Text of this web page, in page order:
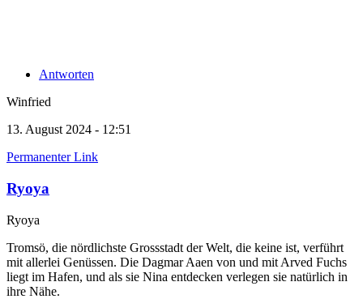
Antworten
Winfried
13. August 2024 - 12:51
Permanenter Link
Ryoya
Ryoya
Tromsö, die nördlichste Grossstadt der Welt, die keine ist, verführt
mit allerlei Genüssen. Die Dagmar Aaen von und mit Arved Fuchs
liegt im Hafen, und als sie Nina entdecken verlegen sie natürlich in
ihre Nähe.